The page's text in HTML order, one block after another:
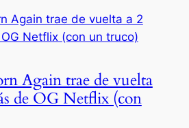
Again trae de vuelta
de OG Netflix (con